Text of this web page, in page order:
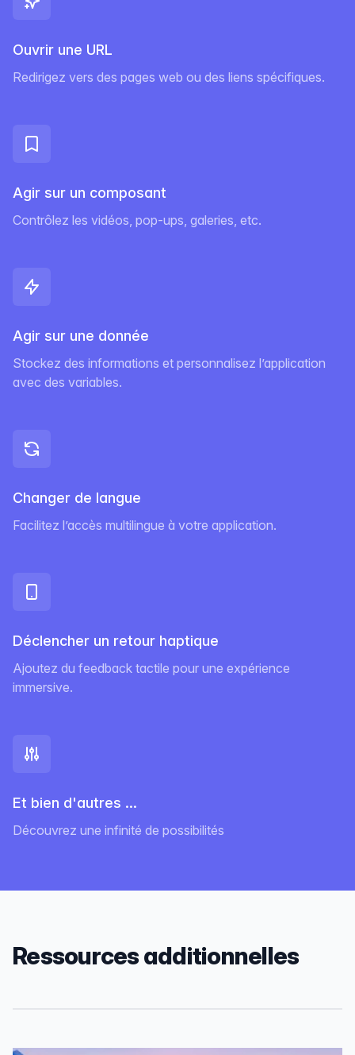
Ouvrir une URL
Redirigez vers des pages web ou des liens spécifiques.
Agir sur un composant
Contrôlez les vidéos, pop-ups, galeries, etc.
Agir sur une donnée
Stockez des informations et personnalisez l’application
avec des variables.
Changer de langue
Facilitez l’accès multilingue à votre application.
Déclencher un retour haptique
Ajoutez du feedback tactile pour une expérience
immersive.
Et bien d'autres ...
Découvrez une infinité de possibilités
Ressources additionnelles